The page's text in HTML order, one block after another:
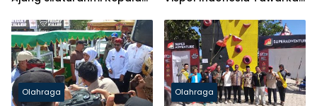
Pendidikan hingga Hilirisasi
Olahraga Olahraga